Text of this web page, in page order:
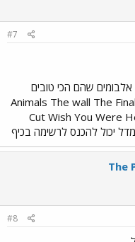
#7
אבל כעקרון אפשר להגיד שיש להם 6 אלבומים שהם הכי טובים
שלהם, והם באותה רמה בערך... והם: Animals The wall The Final
Cut Wish You Were
The
#8